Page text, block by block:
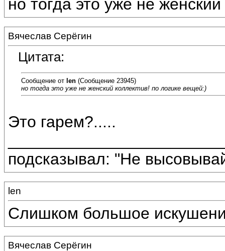
но тогда это уже не
Вячеслав Серёгин
Цитата:
Сообщение от len (Сообщение 23945)
но тогда это уже не женский коллектив! по логике вещей:)
Это гарем?.....
подсказывал: "Не
len
Слишком большое
Вячеслав Серёгин